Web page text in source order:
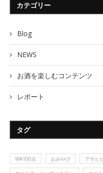
カテゴリー
Blog
NEWS
お酒を楽しむコンテンツ
レポート
タグ
WA100点 おみやげ アサヒ